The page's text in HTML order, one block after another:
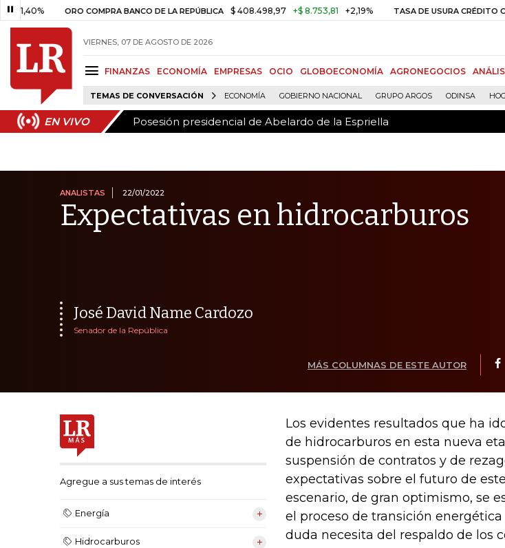
ORO COMPRA BANCO DE LA REPÚBLICA $ 408.498,97 +$ 8.753,81 +2,19% TASA DE USURA CRÉDITO CONSUMO
VIERNES, 07 DE AGOSTO DE 2026
FINANZAS ECONOMÍA EMPRESAS OCIO GLOBOECONOMÍA AGRONEGOCIOS
TEMAS DE CONVERSACIÓN ECONOMÍA GOBIERNO NACIONAL GRUPO ARGOS ODINSA
EN VIVO Posesión presidencial de Abelardo de la Espriella
EN VIVO Posesión presidencial de Abelardo de la Espriella
ANALISTAS 22/01/2022
Expectativas en hidrocarburos
José David Name Cardozo
Senador de la República
MÁS COLUMNAS DE ESTE AUTOR
Agregue a sus temas de interés
Energía
Hidrocarburos
Los evidentes resultados que ha
de hidrocarburos en esta nueva
suspensión de contratos y de
expectativas sobre el futuro de
escenario, de gran optimismo, se
el proceso de transición
duda necesita del respaldo de los